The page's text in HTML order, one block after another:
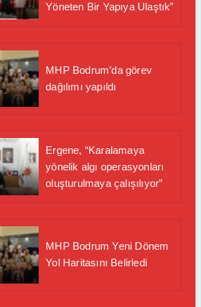
Yöneten Bir Yapıya Ulaştık”
MHP Bodrum’da görev
dağılımı yapıldı
Ergene, “Karalamaya
yönelik algı operasyonları
oluşturulmaya çalışılıyor”
MHP Bodrum Yeni Dönem
Yol Haritasını Belirledi